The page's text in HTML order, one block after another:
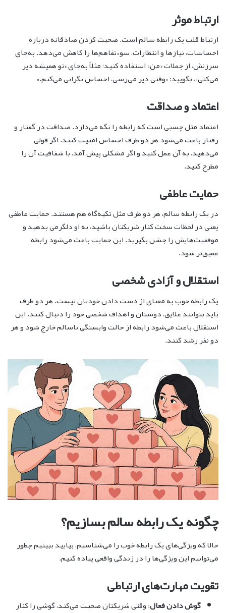
ارتباط موثر
ارتباط قلب یک رابطه سالم است. صحبت کردن صادقانه درباره
احساسات، نیازها و انتظارات، سوءتفاهم‌ها را کاهش می‌دهد. به‌جای
سرزنش، از جملات «من» استفاده کنید؛ مثلاً به‌جای «تو همیشه دیر
می‌کنی»، بگویید: «وقتی دیر می‌رسی، احساس نگرانی می‌کنم.»
اعتماد و صداقت
اعتماد مثل چسبی است که رابطه را نگه می‌دارد. صداقت در گفتار و
رفتار باعث می‌شود هر دو طرف احساس امنیت کنند. اگر قولی
می‌دهید، به آن عمل کنید و اگر مشکلی پیش آمد، با شفافیت آن را
مطرح کنید.
حمایت عاطفی
در یک رابطه سالم، هر دو طرف مثل تکیه‌گاه هم هستند. حمایت عاطفی
یعنی در لحظات سخت کنار شریکتان باشید، به او دلگرمی بدهید و
موفقیت‌هایش را جشن بگیرید. این حمایت باعث می‌شود رابطه
عمیق‌تر شود.
استقلال و آزادی شخصی
یک رابطه خوب به معنای از دست دادن خودتان نیست. هر دو طرف
باید بتوانند علایق، دوستان و اهداف شخصی خود را دنبال کنند. این
استقلال باعث می‌شود رابطه از حالت وابستگی ناسالم خارج شود و هر
دو نفر رشد کنند.
چگونه یک رابطه سالم بسازیم؟
حالا که ویژگی‌های یک رابطه خوب را می‌شناسیم، بیایید ببینیم چطور
می‌توانیم این ویژگی‌ها را در زندگی واقعی پیاده کنیم.
تقویت مهارت‌های ارتباطی
گوش دادن فعال: وقتی شریکتان صحبت می‌کند، گوشی را کنار